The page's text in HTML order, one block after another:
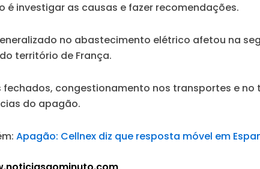
é investigar as causas e fazer recomendações.
no abastecimento elétrico afetou na
território de França.
fechados, congestionamento nos transportes e
do apagão.
Apagão: Cellnex diz que resposta móvel em